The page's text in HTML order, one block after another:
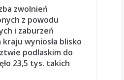
zwolnień
z powodu
i zaburzeń
kraju wyniosła blisko
podlaskim do
23,5 tys. takich